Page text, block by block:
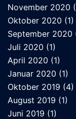
November 2020
Oktober 2020 (1)
September 2020
Juli 2020 (1)
April 2020 (1)
Januar 2020 (1)
Oktober 2019 (4)
August 2019 (1)
Juni 2019 (1)